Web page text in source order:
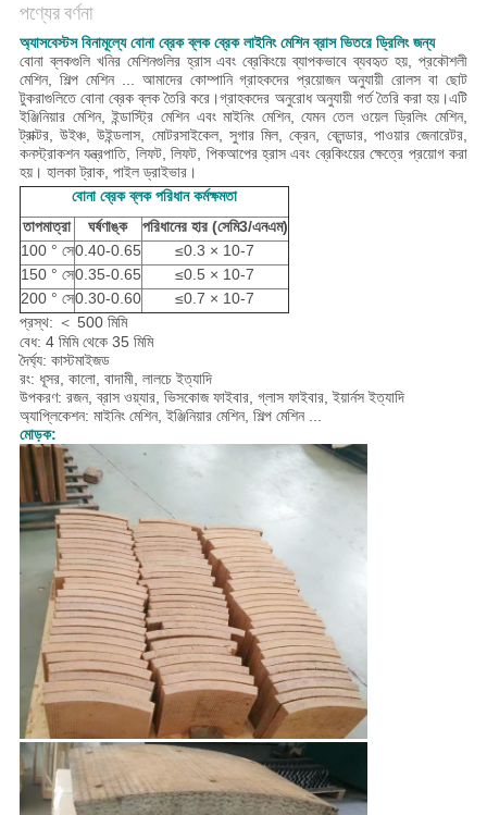
পণ্যের বর্ণনা
অ্যাসবেস্টস বিনামূল্যে বোনা ব্রেক ব্লক ব্রেক লাইনিং মেশিন ব্রাস ভিতরে ড্রিলিং জন্য
বোনা ব্লকগুলি খনির মেশিনগুলির হ্রাস এবং ব্রেকিংয়ে ব্যাপকভাবে ব্যবহৃত হয়,প্রকৌশলী
মেশিন, শিল্প মেশিন ... আমাদের কোম্পানি গ্রাহকদের প্রয়োজন অনুযায়ী রোলস বা ছোট
টুকরাগুলিতে বোনা ব্রেক ব্লক তৈরি করে।গ্রাহকদের অনুরোধ অনুযায়ী গর্ত তৈরি করা হয়।এটি
ইঞ্জিনিয়ার মেশিন, ইন্ডাস্ট্রি মেশিন এবং মাইনিং মেশিন, যেমন তেল ওয়েল ড্রিলিং মেশিন,
ট্রাক্টর, উইঞ্চ, উইন্ডলাস, মোটরসাইকেল, সুগার মিল, ক্রেন, ব্লেন্ডার, পাওয়ার জেনারেটর,
কনস্ট্রাকশন যন্ত্রপাতি, লিফট, লিফট, পিকআপের হ্রাস এবং ব্রেকিংয়ের ক্ষেত্রে প্রয়োগ করা
হয়। হালকা ট্রাক, পাইল ড্রাইভার।
বোনা ব্রেক ব্লক পরিধান কর্মক্ষমতা
তাপমাত্রা
ঘর্ষণাঙ্ক পরিধানের হার (সেমি3/এনএম)
100 ° সে0.40-0.65
≤0.3 × 10-7
150 ° সে0.35-0.65
≤0.5 × 10-7
200 ° সে0.30-0.60
≤0.7 × 10-7
প্রস্থ: ＜ 500 মিমি
বেধ: 4 মিমি থেকে 35 মিমি
দৈর্ঘ্য: কাস্টমাইজড
রং: ধূসর, কালো, বাদামী, লালচে ইত্যাদি
উপকরণ: রজন,ব্রাস ওয়্যার, ভিসকোজ ফাইবার, গ্লাস ফাইবার, ইয়ার্নস ইত্যাদি
অ্যাপ্লিকেশন: মাইনিং মেশিন, ইঞ্জিনিয়ার মেশিন, শিল্প মেশিন ...
মোড়ক: